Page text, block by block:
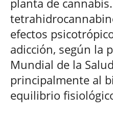
efectos
adicción, según la
Mundial de la
principalmente al
equilibrio